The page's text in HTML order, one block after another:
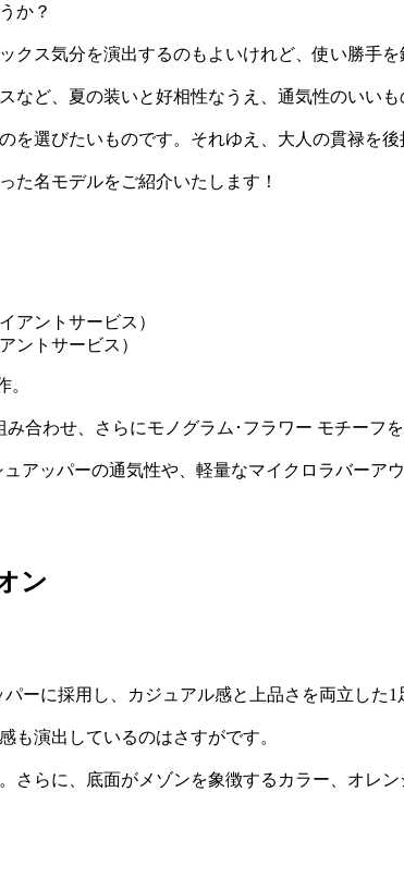
か？
ス気分を演出するのもよいけれど、使い勝手
ど、夏の装いと好相性なうえ、通気性のいいも
選びたいものです。それゆえ、大人の貫禄を
た名モデルをご紹介いたします！
ントサービス）
。
合わせ、さらにモノグラム･フラワー モチーフ
アッパーの通気性や、軽量なマイクロラバーア
ン
ーに採用し、カジュアル感と上品さを両立した1
も演出しているのはさすがです。
らに、底面がメゾンを象徴するカラー、オレン